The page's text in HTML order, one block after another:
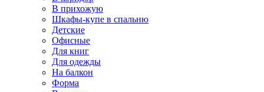
В прихожую
Шкафы-купе в спальню
Детские
Офисные
Для книг
Для одежды
На балкон
Форма